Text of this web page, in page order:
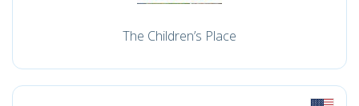
The Children’s Place